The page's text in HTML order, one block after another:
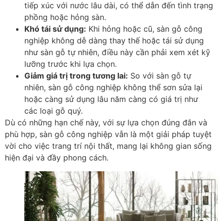
tiếp xúc với nước lâu dài, có thể dẫn đến tình trạng
phồng hoặc hỏng sàn.
Khó tái sử dụng: Khi hỏng hoặc cũ, sàn gỗ công
nghiệp không dễ dàng thay thế hoặc tái sử dụng
như sàn gỗ tự nhiên, điều này cần phải xem xét kỹ
lưỡng trước khi lựa chọn.
Giảm giá trị trong tương lai: So với sàn gỗ tự
nhiên, sàn gỗ công nghiệp không thể sơn sửa lại
hoặc càng sử dụng lâu năm càng có giá trị như
các loại gỗ quý.
Dù có những hạn chế này, với sự lựa chọn đúng đắn và
phù hợp, sàn gỗ công nghiệp vẫn là một giải pháp tuyệt
vời cho việc trang trí nội thất, mang lại không gian sống
hiện đại và đầy phong cách.